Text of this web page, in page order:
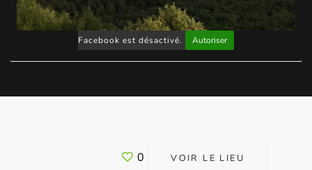
Facebook est désactivé. Autoriser
0 VOIR LE LIEU